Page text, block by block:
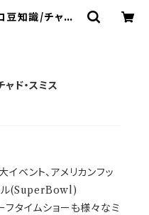
知識/チャド・
ド・スミス
ベント、アメリカンフッ
ル(SuperBowl)
タイムショーも様々なミ